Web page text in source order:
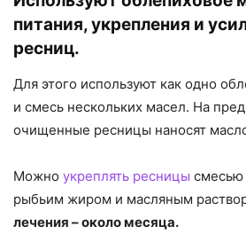
питания, укрепления и
ресниц.
Для этого используют как одно
и смесь нескольких масел. На
очищенные ресницы наносят
Можно укреплять ресницы смесью
рыбьим жиром и масляным
лечения – около месяца.